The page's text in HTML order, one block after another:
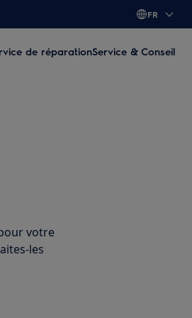
FR
de réparationService & Conseil
votre
les